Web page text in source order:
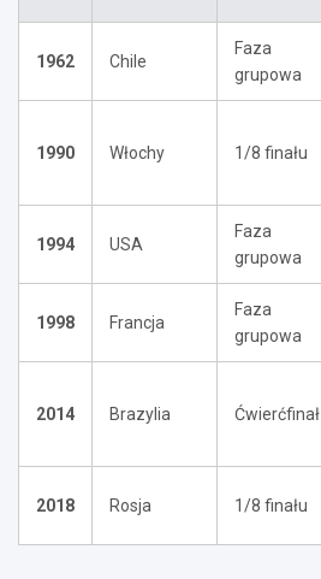
1962 Chile
Faza
grupowa
1990 Włochy 1/8 finału
1994 USA
Faza
grupowa
1998 Francja
Faza
grupowa
2014 Brazylia Ćwierćfinał
2018 Rosja 1/8 finału